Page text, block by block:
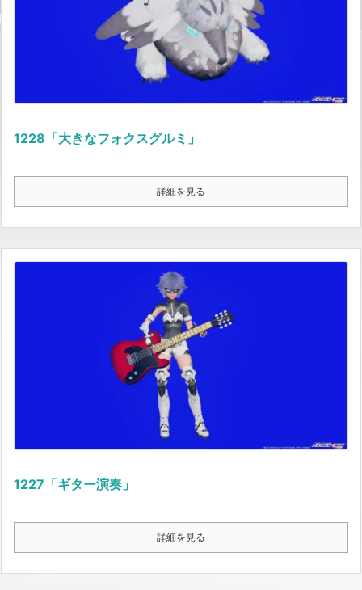
1228「大きなフォクスグルミ」
詳細を見る
1227「ギター演奏」
詳細を見る